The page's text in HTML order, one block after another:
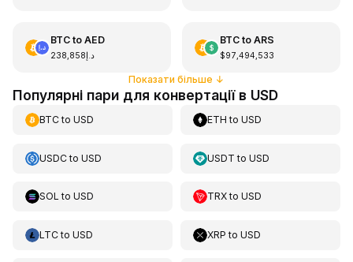
BTCto AED
د.إ238,858
BTCto ARS
$97,494,533
Показати більше ↓
Популярні пари для конвертації в USD
BTCto USD ETH toUSD
USDCto USD USDT toUSD
SOL to USD TRXtoUSD
LTCto USD XRP toUSD